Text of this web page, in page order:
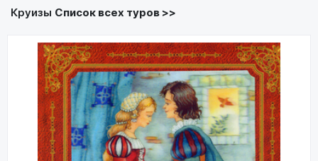
Круизы Список всех туров >>